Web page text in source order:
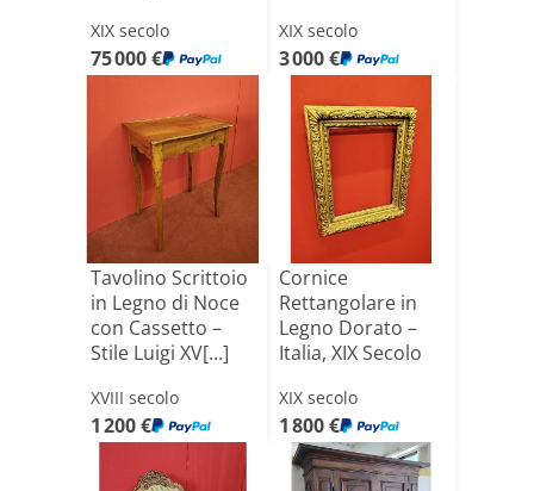
XIX secolo
75 000 €
XIX secolo
3 000 €
Tavolino Scrittoio
in Legno di Noce
con Cassetto –
Stile Luigi XV[...]
XVIII secolo
1 200 €
Cornice
Rettangolare in
Legno Dorato –
Italia, XIX Secolo
XIX secolo
1 800 €